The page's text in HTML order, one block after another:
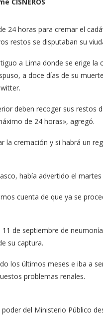
24 horas para cremar el
restos se disputaban su
a Lima donde se erige la
a doce días de su
deben recoger sus
de 24 horas», agregó.
la cremación y si habrá un
había advertido el
cuenta de que ya se
de septiembre de
su captura.
los últimos meses e iba a
problemas renales.
del Ministerio Público